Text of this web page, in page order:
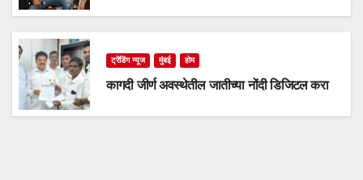
ट्रेंडिंग न्यूज मुंबई होम
कागदी जीर्ण अवस्थेतील जातीच्या नोंदी डिजिटल करा